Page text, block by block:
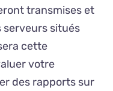
transmises et
serveurs situés
cette
votre
des rapports sur